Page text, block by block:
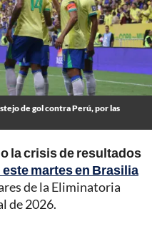
de gol contra Perú, por las
la crisis de resultados
martes en Brasilia
de la Eliminatoria
de 2026.